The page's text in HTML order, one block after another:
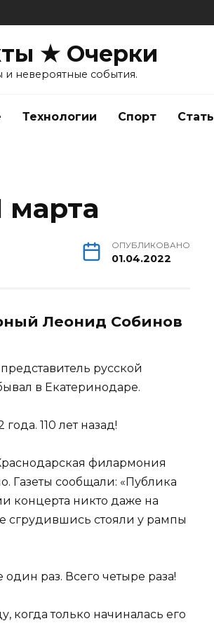
★ Очерки
невероятные события.
Технологии Спорт
марта
ОПУБЛИКОВАНО
01.04.2022
Леонид Собинов
русской
в Екатеринодаре.
110 лет назад!
филармония
сообщали: «Публика
концерта никто даже на
сгрудившись стояли у рампы
раз. Всего четыре раза!
когда только начиналась его